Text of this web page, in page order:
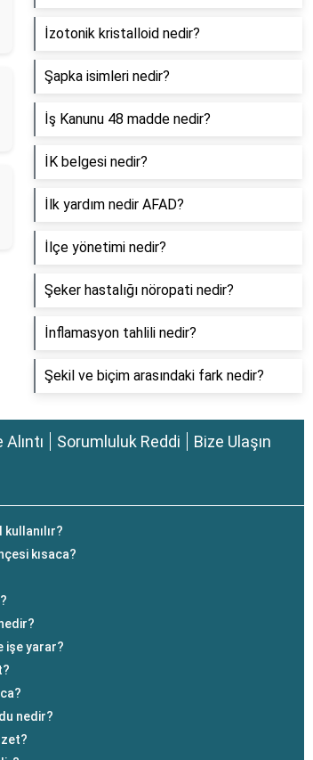
İzotonik kristalloid nedir?
Şapka isimleri nedir?
İş Kanunu 48 madde nedir?
İK belgesi nedir?
İlk yardım nedir AFAD?
İlçe yönetimi nedir?
Şeker hastalığı nöropati nedir?
İnflamasyon tahlili nedir?
Şekil ve biçim arasındaki fark nedir?
Sorumluluk Reddi Bize Ulaşın
kısaca?
işe yarar?
nedir?